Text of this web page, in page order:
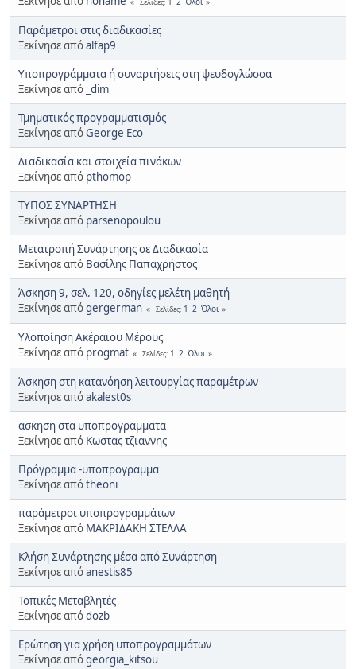
Παράμετροι στις διαδικασίες
Ξεκίνησε απόalfap9
Υποπρογράμματα ή συναρτήσεις στη ψευδογλώσσα
Ξεκίνησε από _dim
Τμηματικός προγραμματισμός
Ξεκίνησε απόGeorge Eco
Διαδικασία και στοιχεία πινάκων
Ξεκίνησε από pthomop
ΤΥΠΟΣ ΣΥΝΑΡΤΗΣΗ
Ξεκίνησε από parsenopoulou
Μετατροπή Συνάρτησης σε Διαδικασία
Ξεκίνησε από Βασίλης Παπαχρήστος
Άσκηση 9, σελ. 120, οδηγίες μελέτη μαθητή
Ξεκίνησε απόgergerman Σελίδες 1 2 Όλοι
Υλοποίηση Ακέραιου Μέρους
Ξεκίνησε από progmat Σελίδες 1 2 Όλοι
Άσκηση στη κατανόηση λειτουργίας παραμέτρων
Ξεκίνησε απόakalest0s
ασκηση στα υποπρογραμματα
Ξεκίνησε από Κωστας τζιαννης
Πρόγραμμα -υποπρογραμμα
Ξεκίνησε απόtheoni
παράμετροι υποπρογραμμάτων
Ξεκίνησε από ΜΑΚΡΙΔΑΚΗ ΣΤΕΛΛΑ
Κλήση Συνάρτησης μέσα από Συνάρτηση
Ξεκίνησε απόanestis85
Τοπικές Μεταβλητές
Ξεκίνησε απόdozb
Ερώτηση για χρήση υποπρογραμμάτων
Ξεκίνησε απόgeorgia_kitsou